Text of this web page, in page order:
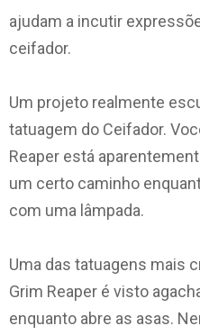
ajudam a incutir
ceifador.
Um projeto realmente
tatuagem do Ceifador.
Reaper está
um certo caminho
com uma lâmpada.
Uma das tatuagens mais
Grim Reaper é visto
enquanto abre as asas.